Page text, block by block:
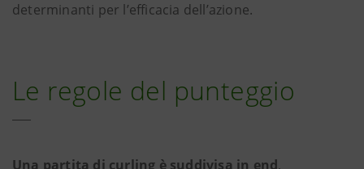
determinanti per l’efficacia dell’azione.
Le regole del punteggio
Una partita di curling è suddivisa in end,